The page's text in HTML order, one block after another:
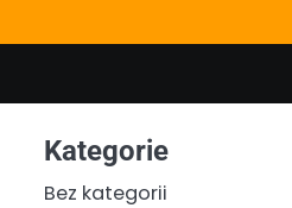
Kategorie
Bez kategorii